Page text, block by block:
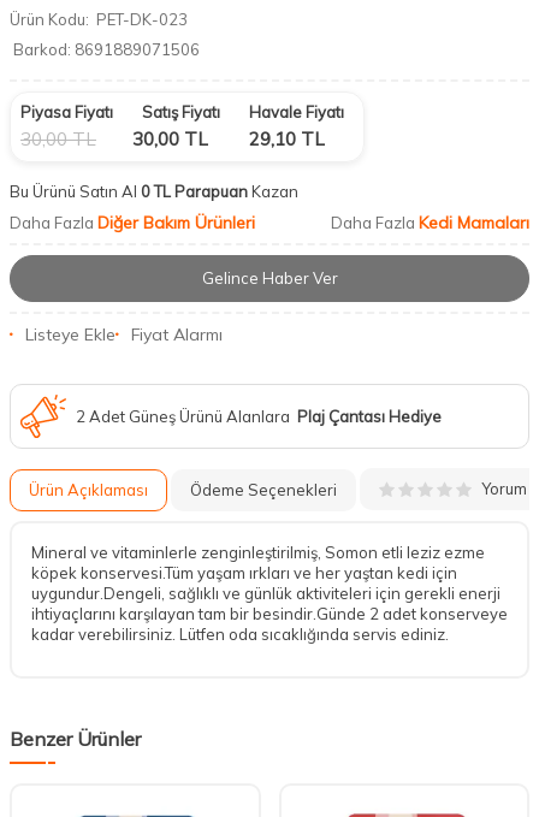
Ürün Kodu: PET-DK-023
Barkod: 8691889071506
Piyasa Fiyatı
30,00TL
Satış Fiyatı
30,00 TL
Havale Fiyatı
29,10 TL
Bu Ürünü Satın Al 0 TL ParapuanKazan
Daha Fazla Diğer Bakım Ürünleri Daha Fazla Kedi Mamaları
Gelince Haber Ver
Listeye Ekle Fiyat Alarmı
2 Adet Güneş Ürünü Alanlara Plaj Çantası Hediye
Ürün Açıklaması Ödeme Seçenekleri Yorum
Mineral ve vitaminlerle zenginleştirilmiş, Somon etli leziz ezme
köpek konservesi.Tüm yaşam ırkları ve her yaştan kedi için
uygundur.Dengeli, sağlıklı ve günlük aktiviteleri için gerekli enerji
ihtiyaçlarını karşılayan tam bir besindir.Günde 2 adet konserveye
kadar verebilirsiniz. Lütfen oda sıcaklığında servis ediniz.
Benzer Ürünler